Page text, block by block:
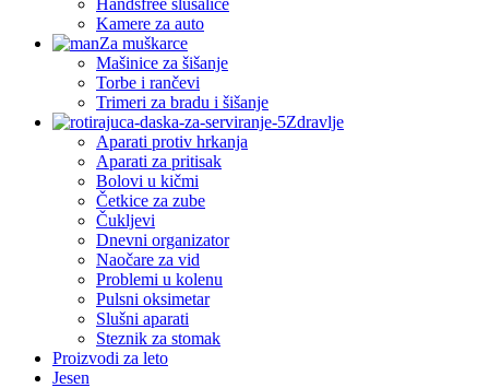
Kamere za auto
Za muškarce
Mašinice za šišanje
Torbe i rančevi
Trimeri za bradu i šišanje
Zdravlje
Aparati protiv hrkanja
Aparati za pritisak
Bolovi u kičmi
Četkice za zube
Čukljevi
Dnevni organizator
Naočare za vid
Problemi u kolenu
Pulsni oksimetar
Slušni aparati
Steznik za stomak
Proizvodi za leto
Jesen